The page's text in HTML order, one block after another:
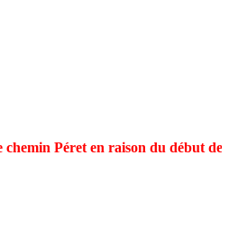
Péret en raison du début